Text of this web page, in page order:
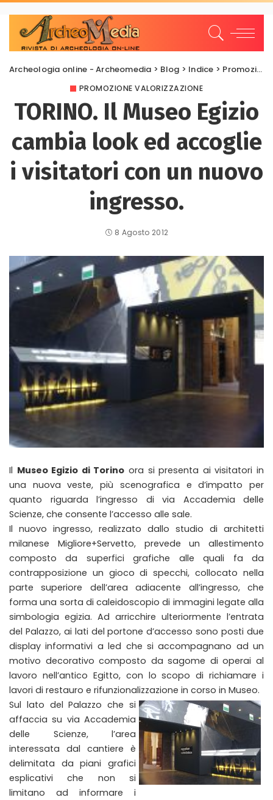
Archeologia online - Archeomedia > Blog > Indice > Promozione Valorizzazione
PROMOZIONE VALORIZZAZIONE
TORINO. Il Museo Egizio
cambia look ed accoglie
i visitatori con un nuovo
ingresso.
8 Agosto 2012
Il Museo Egizio di Torino ora si presenta ai visitatori in
una nuova veste, più scenografica e d’impatto per
quanto riguarda l’ingresso di via Accademia delle
Scienze, che consente l’accesso alle sale.
Il nuovo ingresso, realizzato dallo studio di architetti
milanese Migliore+Servetto, prevede un allestimento
composto da superfici grafiche alle quali fa da
contrapposizione un gioco di specchi, collocato nella
parte superiore dell’area adiacente all’ingresso, che
forma una sorta di caleidoscopio di immagini legate alla
simbologia egizia. Ad arricchire ulteriormente l’entrata
del Palazzo, ai lati del portone d’accesso sono posti due
display informativi a led che si accompagnano ad un
motivo decorativo composto da sagome di operai al
lavoro nell’antico Egitto, con lo scopo di richiamare i
lavori di restauro e rifunzionalizzazione in corso in Museo.
Sul lato del Palazzo che si
affaccia su via Accademia
delle Scienze, l’area
interessata dal cantiere è
delimitata da piani grafici
esplicativi che non si
limitano ad informare i